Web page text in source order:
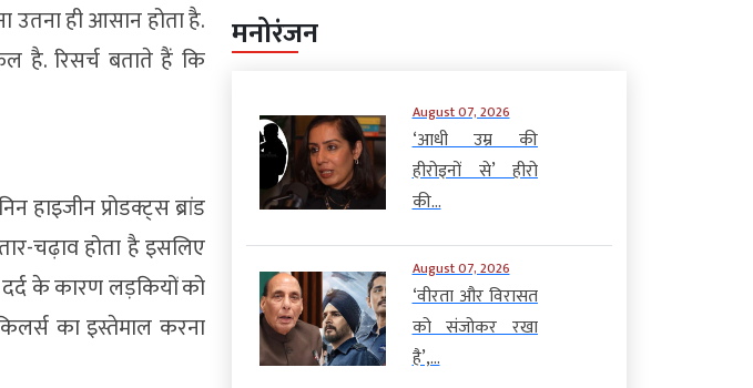
उतना ही आसान होता है.
है. रिसर्च बताते हैं कि
हाइजीन प्रोडक्ट्स ब्रांड
चढ़ाव होता है इसलिए
के कारण लड़कियों को
का इस्तेमाल करना
मनोरंजन
August 07, 2026
‘आधी उम्र की
हीरोइनों से’ हीरो
की...
August 07, 2026
‘वीरता और विरासत
को संजोकर रखा
है’,...